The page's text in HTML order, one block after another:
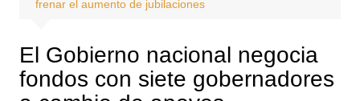
frenar el aumento de jubilaciones
El Gobierno nacional negocia
fondos con siete gobernadores